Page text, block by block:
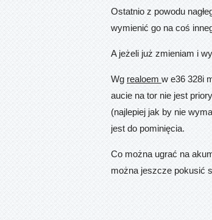
Ostatnio z powodu
wymienić go na coś
A jeżeli już zmieniam i
Wg realoem w e36 328i
aucie na tor nie jest
(najlepiej jak by nie
jest do pominięcia.
Co można ugrać na
można jeszcze pokusić